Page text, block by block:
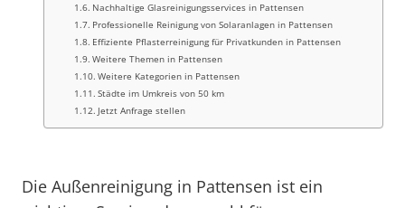
Nachhaltige Glasreinigungsservices in Pattensen
Professionelle Reinigung von Solaranlagen in Pattensen
Effiziente Pflasterreinigung für Privatkunden in Pattensen
Weitere Themen in Pattensen
Weitere Kategorien in Pattensen
Städte im Umkreis von 50 km
Jetzt Anfrage stellen
Die Außenreinigung in Pattensen ist ein